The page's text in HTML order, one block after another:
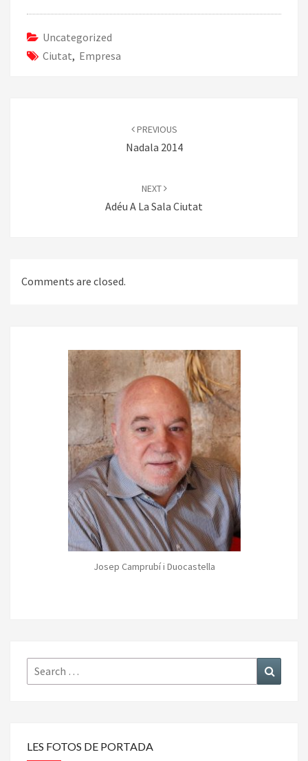
Uncategorized
Ciutat, Empresa
PREVIOUS
Nadala 2014
NEXT
Adéu A La Sala Ciutat
Comments are closed.
Josep Camprubí i Duocastella
Search
for:
LES FOTOS DE PORTADA